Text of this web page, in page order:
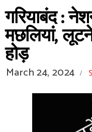
गरियाबंद :
मछलियां,
होड़
March 24, 2024 /